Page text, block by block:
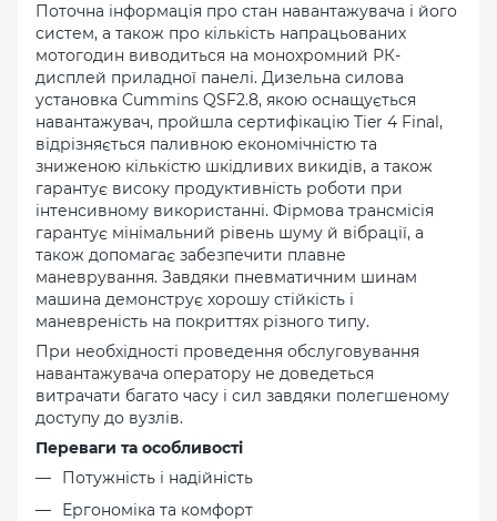
Поточна інформація про стан навантажувача і його
систем, а також про кількість напрацьованих
мотогодин виводиться на монохромний РК-
дисплей приладної панелі. Дизельна силова
установка Cummins QSF2.8, якою оснащується
навантажувач, пройшла сертифікацію Tier 4 Final,
відрізняється паливною економічністю та
зниженою кількістю шкідливих викидів, а також
гарантує високу продуктивність роботи при
інтенсивному використанні. Фірмова трансмісія
гарантує мінімальний рівень шуму й вібрації, а
також допомагає забезпечити плавне
маневрування. Завдяки пневматичним шинам
машина демонструє хорошу стійкість і
маневреність на покриттях різного типу.
При необхідності проведення обслуговування
навантажувача оператору не доведеться
витрачати багато часу і сил завдяки полегшеному
доступу до вузлів.
Переваги та особливості
Потужність і надійність
Ергономіка та комфорт